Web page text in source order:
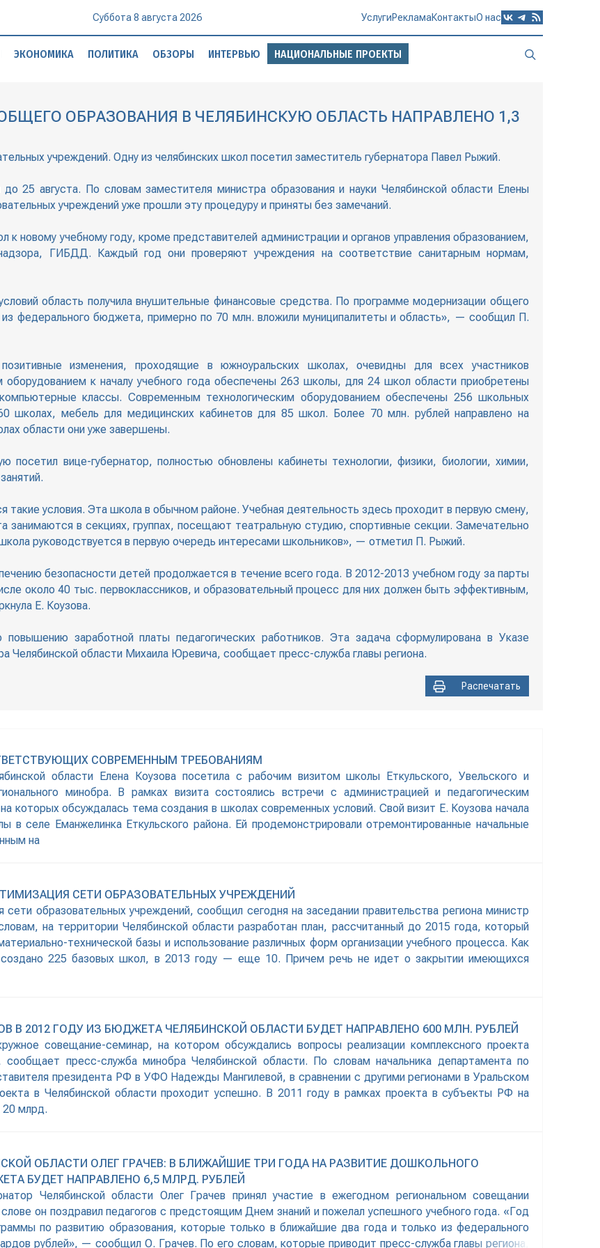
Суббота 8 августа 2026 УслугиРекламаКонтактыО нас
ЭКОНОМИКА ПОЛИТИКА ОБЗОРЫ ИНТЕРВЬЮ НАЦИОНАЛЬНЫЕ ПРОЕКТЫ
ОБРАЗОВАНИЯ В ЧЕЛЯБИНСКУЮ ОБЛАСТЬ НАПРАВЛЕНО 1,3
учреждений. Одну из челябинских школ посетил заместитель губернатора Павел Рыжий.
25 августа. По словам заместителя министра образования и науки Челябинской области Елены
учреждений уже прошли эту процедуру и приняты без замечаний.
новому учебному году, кроме представителей администрации и органов управления образованием,
ГИБДД. Каждый год они проверяют учреждения на соответствие санитарным нормам,
область получила внушительные финансовые средства. По программе модернизации общего
из федерального бюджета, примерно по 70 млн. вложили муниципалитеты и область», — сообщил П.
изменения, проходящие в южноуральских школах, очевидны для всех участников
к началу учебного года обеспечены 263 школы, для 24 школ области приобретены
классы. Современным технологическим оборудованием обеспечены 256 школьных
школах, мебель для медицинских кабинетов для 85 школ. Более 70 млн. рублей направлено на
области они уже завершены.
вице-губернатор, полностью обновлены кабинеты технологии, физики, биологии, химии,
условия. Эта школа в обычном районе. Учебная деятельность здесь проходит в первую смену,
занимаются в секциях, группах, посещают театральную студию, спортивные секции. Замечательно
руководствуется в первую очередь интересами школьников», — отметил П. Рыжий.
безопасности детей продолжается в течение всего года. В 2012-2013 учебном году за парты
около 40 тыс. первоклассников, и образовательный процесс для них должен быть эффективным,
Е. Коузова.
заработной платы педагогических работников. Эта задача сформулирована в Указе
Челябинской области Михаила Юревича, сообщает пресс-служба главы региона.
Распечатать
СОВРЕМЕННЫМ ТРЕБОВАНИЯМ
области Елена Коузова посетила с рабочим визитом школы Еткульского, Увельского и
минобра. В рамках визита состоялись встречи с администрацией и педагогическим
обсуждалась тема создания в школах современных условий. Свой визит Е. Коузова начала
селе Еманжелинка Еткульского района. Ей продемонстрировали отремонтированные начальные
на
СЕТИ ОБРАЗОВАТЕЛЬНЫХ УЧРЕЖДЕНИЙ
образовательных учреждений, сообщил сегодня на заседании правительства региона министр
на территории Челябинской области разработан план, рассчитанный до 2015 года, который
технической базы и использование различных форм организации учебного процесса. Как
225 базовых школ, в 2013 году — еще 10. Причем речь не идет о закрытии имеющихся
В 2012 ГОДУ ИЗ БЮДЖЕТА ЧЕЛЯБИНСКОЙ ОБЛАСТИ БУДЕТ НАПРАВЛЕНО 600 МЛН. РУБЛЕЙ
совещание-семинар, на котором обсуждались вопросы реализации комплексного проекта
пресс-служба минобра Челябинской области. По словам начальника департамента по
президента РФ в УФО Надежды Мангилевой, в сравнении с другими регионами в Уральском
в Челябинской области проходит успешно. В 2011 году в рамках проекта в субъекты РФ на
20 млрд.
ОБЛАСТИ ОЛЕГ ГРАЧЕВ: В БЛИЖАЙШИЕ ТРИ ГОДА НА РАЗВИТИЕ ДОШКОЛЬНОГО
БУДЕТ НАПРАВЛЕНО 6,5 МЛРД. РУБЛЕЙ
Челябинской области Олег Грачев принял участие в ежегодном региональном совещании
он поздравил педагогов с предстоящим Днем знаний и пожелал успешного учебного года. «Год
по развитию образования, которые только в ближайшие два года и только из федерального
рублей», — сообщил О. Грачев. По его словам, которые приводит пресс-служба главы региона,